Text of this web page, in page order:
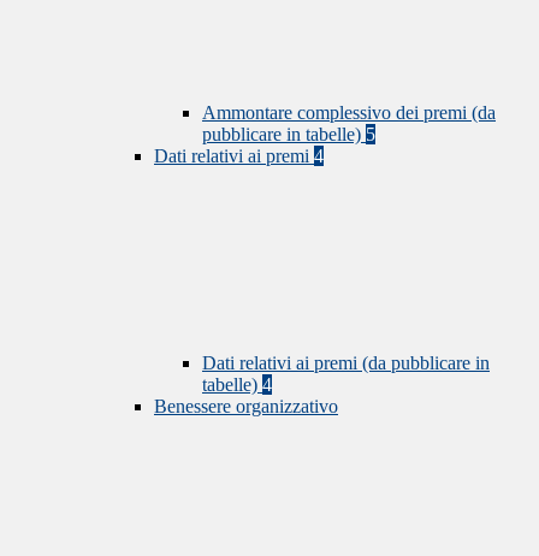
Ammontare complessivo dei premi (da
pubblicare in tabelle) 5
Dati relativi ai premi 4
Dati relativi ai premi (da pubblicare in
tabelle) 4
Benessere organizzativo